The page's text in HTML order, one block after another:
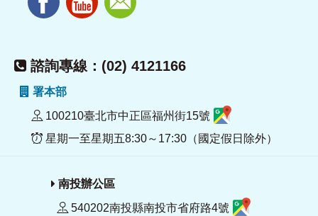
諮詢專線：(02) 4121166
署本部
100210臺北市中正區福州街15號
星期一至星期五8:30～17:30（國定假日除外）
南投辦公區
540202南投縣南投市省府路4號